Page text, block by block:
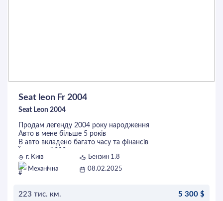
Seat leon Fr 2004
Seat Leon 2004
Продам легенду 2004 року народження
Авто в мене більше 5 років
В авто вкладено багато часу та фінансів
Їде на свої 300 сил
Салон повністю в алькантарі
Мотор 1.8 Турбо (Bam)
КПП 6 ступка
Зібраний кований мотор ,пробіг 4000км
г. Київ
Бензин 1.8
Механічна
08.02.2025
223 тис. км. 5 300 $